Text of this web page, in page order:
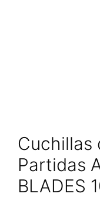
Cuchillas
Partidas
BLADES